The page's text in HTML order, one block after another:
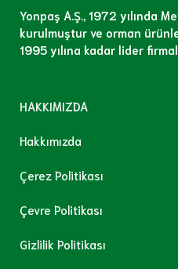
Yonpaş A.Ş., 1972 yılında
kurulmuştur ve orman
1995 yılına kadar lider
HAKKIMIZDA
Hakkımızda
Çerez Politikası
Çevre Politikası
Gizlilik Politikası